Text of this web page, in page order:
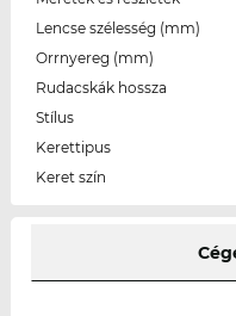
Lencse szélesség (mm)
Orrnyereg (mm)
Rudacskák hossza
Stílus
Kerettipus
Keret szín